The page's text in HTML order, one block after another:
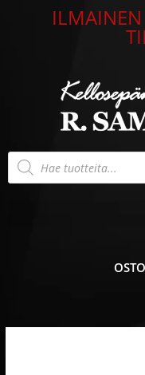
Products
search